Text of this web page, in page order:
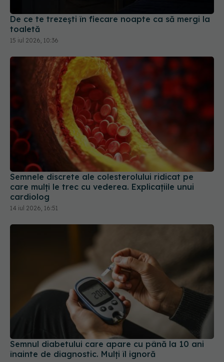
15 iul 2026, 10:36
Semnele discrete ale colesterolului ridicat pe
care mulți le trec cu vederea. Explicațiile unui
cardiolog
14 iul 2026, 16:51
Semnul diabetului care apare cu până la 10 ani
înainte de diagnostic. Mulți îl ignoră
25 iul 2026, 18:00